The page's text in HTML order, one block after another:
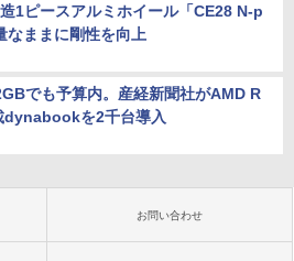
1ピースアルミホイール「CE28 N-p
なままに剛性を向上
でも予算内。産経新聞社がAMD R
dynabookを2千台導入
お問い合わせ